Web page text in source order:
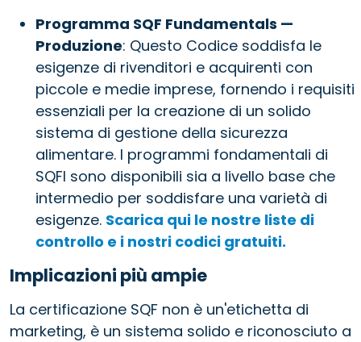
Programma SQF Fundamentals —
Produzione: Questo Codice soddisfa le
esigenze di rivenditori e acquirenti con
piccole e medie imprese, fornendo i requisiti
essenziali per la creazione di un solido
sistema di gestione della sicurezza
alimentare. I programmi fondamentali di
SQFI sono disponibili sia a livello base che
intermedio per soddisfare una varietà di
esigenze. Scarica qui le nostre liste di
controllo e i nostri codici gratuiti.
Implicazioni più ampie
La certificazione SQF non è un'etichetta di
marketing, è un sistema solido e riconosciuto a